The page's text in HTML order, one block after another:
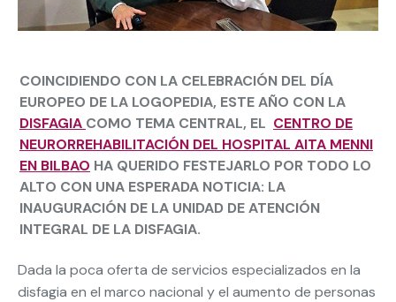
COINCIDIENDO CON LA CELEBRACIÓN DEL DÍA
EUROPEO DE LA LOGOPEDIA, ESTE AÑO CON LA
DISFAGIA COMO TEMA CENTRAL, EL CENTRO DE
NEURORREHABILITACIÓN DEL HOSPITAL AITA MENNI
EN BILBAO HA QUERIDO FESTEJARLO POR TODO LO
ALTO CON UNA ESPERADA NOTICIA: LA
INAUGURACIÓN DE LA UNIDAD DE ATENCIÓN
INTEGRAL DE LA DISFAGIA.
Dada la poca oferta de servicios especializados en la
disfagia en el marco nacional y el aumento de personas